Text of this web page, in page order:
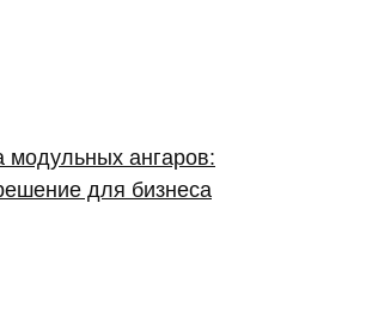
ангаров:
для бизнеса